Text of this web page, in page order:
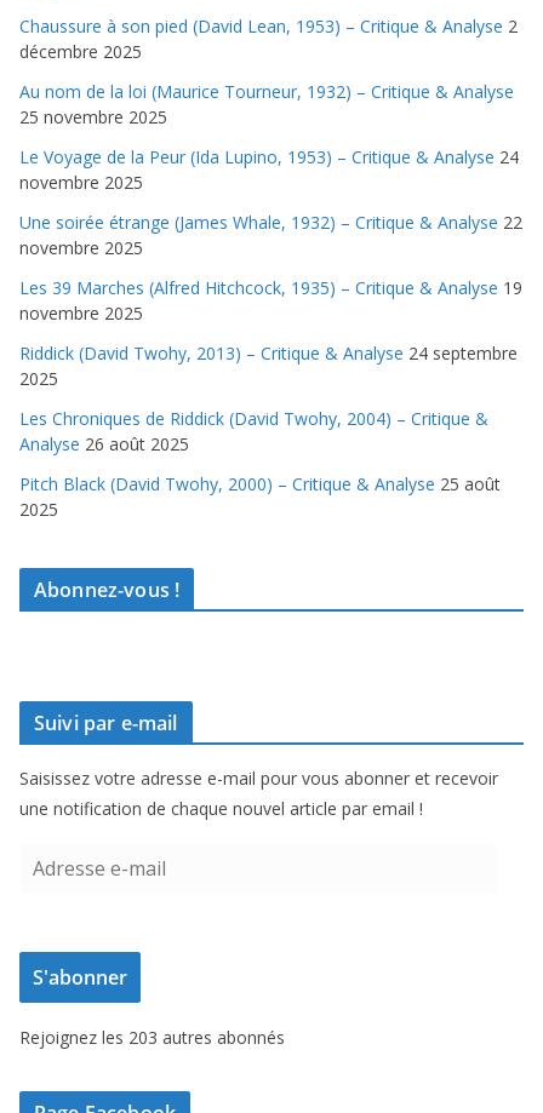
Chaussure à son pied (David Lean, 1953) – Critique & Analyse 2
décembre 2025
Au nom de la loi (Maurice Tourneur, 1932) – Critique & Analyse
25 novembre 2025
Le Voyage de la Peur (Ida Lupino, 1953) – Critique & Analyse 24
novembre 2025
Une soirée étrange (James Whale, 1932) – Critique & Analyse 22
novembre 2025
Les 39 Marches (Alfred Hitchcock, 1935) – Critique & Analyse 19
novembre 2025
Riddick (David Twohy, 2013) – Critique & Analyse 24 septembre
2025
Les Chroniques de Riddick (David Twohy, 2004) – Critique &
Analyse 26 août 2025
Pitch Black (David Twohy, 2000) – Critique & Analyse 25 août
2025
Abonnez-vous !
Suivi par e-mail
Saisissez votre adresse e-mail pour vous abonner et recevoir
une notification de chaque nouvel article par email !
e
s
e
-
S'abonner
Rejoignez les 203 autres abonnés